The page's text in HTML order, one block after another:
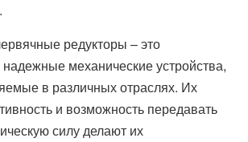
редукторы – это
механические устройства,
в различных отраслях. Их
и возможность передавать
силу делают их